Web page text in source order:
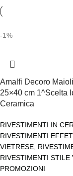
-1%
Amalfi Decoro
25×40 cm 1^Scelta
Ceramica
RIVESTIMENTI IN
RIVESTIMENTI
VIETRESE
RIVESTIMENTI STILE
PROMOZIONI